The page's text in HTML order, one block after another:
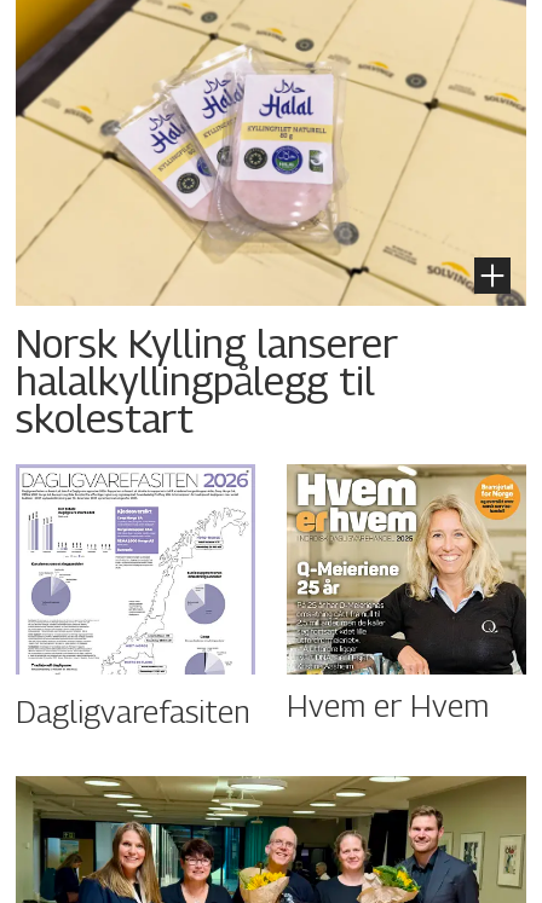
Norsk Kylling lanserer
halalkyllingpålegg til
skolestart
Dagligvarefasiten Hvem er Hvem